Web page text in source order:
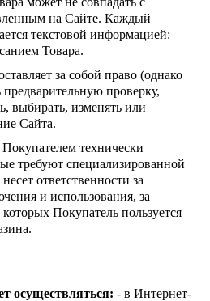
на Сайте. Каждый
текстовой информацией:
Товара.
за собой право (однако
предварительную проверку,
выбирать, изменять или
Сайта.
технически
требуют специализированной
ответственности за
и использования, за
Покупатель пользуется
осуществляться: - в Интернет-